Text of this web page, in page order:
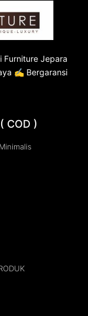
Furniture Jepara
✍ Bergaransi
COD )